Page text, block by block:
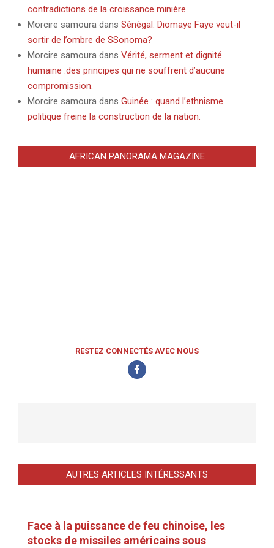
contradictions de la croissance minière.
Morcire samoura dans Sénégal: Diomaye Faye veut-il
sortir de l’ombre de SSonoma?
Morcire samoura dans Vérité, serment et dignité
humaine :des principes qui ne souffrent d’aucune
compromission.
Morcire samoura dans Guinée : quand l’ethnisme
politique freine la construction de la nation.
AFRICAN PANORAMA MAGAZINE
RESTEZ CONNECTÉS AVEC NOUS
AUTRES ARTICLES INTÉRESSANTS
Face à la puissance de feu chinoise, les
stocks de missiles américains sous